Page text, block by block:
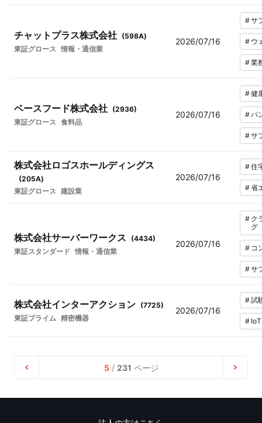
チャットプラス株式会社 (598A)
東証グロース 情報・通信業
2026/07/16
#サ
# ウ
#業
ベースフード株式会社 (2936)
東証グロース 食料品
2026/07/16
#健
#パ
#サ
株式会社ロゴスホールディングス
(205A)
東証グロース 建設業
2026/07/16
#住
#省
株式会社サーバーワークス (4434)
東証スタンダード 情報・通信業
2026/07/16
# ク
グ
# コ
#サ
株式会社インターアクション (7725)
東証プライム 精密機器
2026/07/16
#試
# IoT
5/ 231 ページ